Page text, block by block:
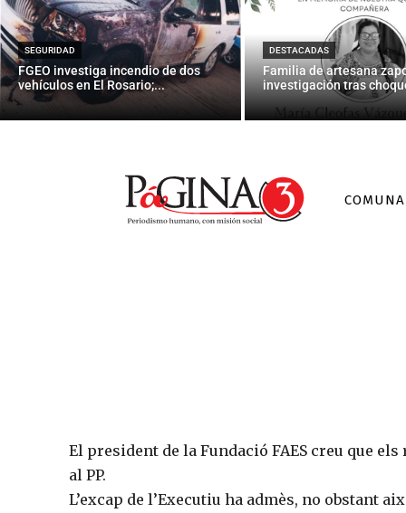
SEGURIDAD
FGEO investiga incendio de dos
vehículos en El Rosario;...
DESTACADAS
Familia de artesana
investigación tras
avís de
El president de la Fundació FAES creu que
al PP.
L’excap de l’Executiu ha admès, no obstant